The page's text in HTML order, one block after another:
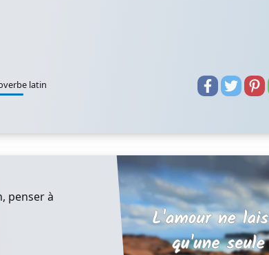
latin
penser à